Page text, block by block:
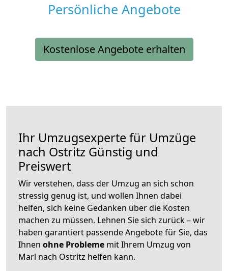
Persönliche Angebote
Kostenlose Angebote erhalten
Ihr Umzugsexperte für Umzüge
nach Ostritz Günstig und
Preiswert
Wir verstehen, dass der Umzug an sich schon
stressig genug ist, und wollen Ihnen dabei
helfen, sich keine Gedanken über die Kosten
machen zu müssen. Lehnen Sie sich zurück – wir
haben garantiert passende Angebote für Sie, das
Ihnen ohne Probleme mit Ihrem Umzug von
Marl nach Ostritz helfen kann.